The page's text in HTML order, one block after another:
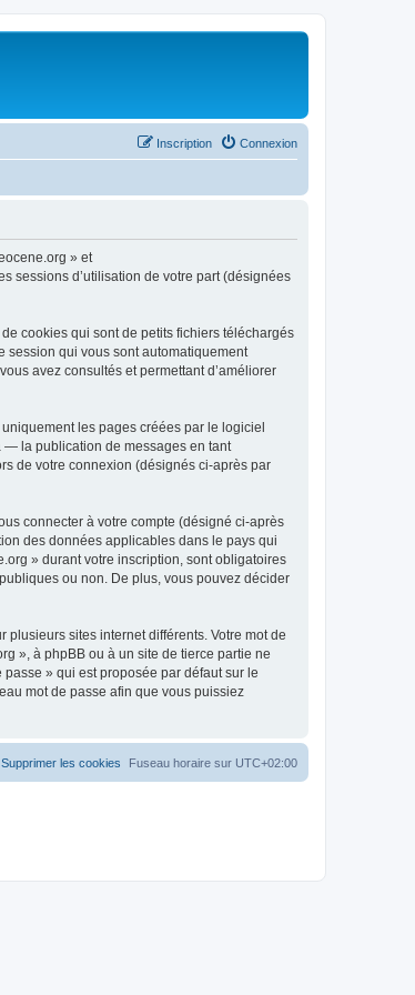
Connexion
Inscription
» et
sessions d’utilisation de votre part (désignées
cookies qui sont de petits fichiers téléchargés
session qui vous sont automatiquement
avez consultés et permettant d’améliorer
les pages créées par le logiciel
— la publication de messages en tant
de votre connexion (désignés ci-après par
connecter à votre compte (désigné ci-après
des données applicables dans le pays qui
» durant votre inscription, sont obligatoires
ou non. De plus, vous pouvez décider
sites internet différents. Votre mot de
», à phpBB ou à un site de tierce partie ne
» qui est proposée par défaut sur le
mot de passe afin que vous puissiez
Fuseau horaire sur UTC+02:00
Supprimer les cookies